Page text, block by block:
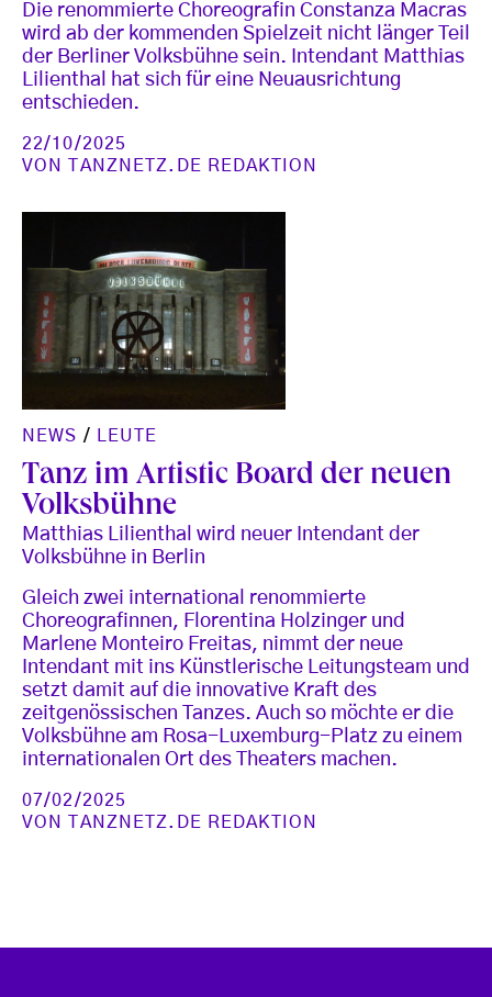
Die renommierte Choreografin Constanza Macras
wird ab der kommenden Spielzeit nicht länger Teil
der Berliner Volksbühne sein. Intendant Matthias
Lilienthal hat sich für eine Neuausrichtung
entschieden.
22/10/2025
VON
TANZNETZ.DE REDAKTION
NEWS / LEUTE
Tanz im Artistic Board der neuen
Volksbühne
Matthias Lilienthal wird neuer Intendant der
Volksbühne in Berlin
Gleich zwei international renommierte
Choreografinnen, Florentina Holzinger und
Marlene Monteiro Freitas, nimmt der neue
Intendant mit ins Künstlerische Leitungsteam und
setzt damit auf die innovative Kraft des
zeitgenössischen Tanzes. Auch so möchte er die
Volksbühne am Rosa-Luxemburg-Platz zu einem
internationalen Ort des Theaters machen.
07/02/2025
VON
TANZNETZ.DE REDAKTION